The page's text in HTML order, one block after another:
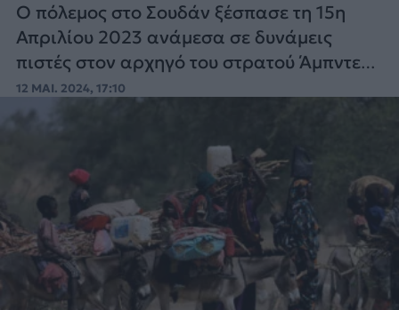
Ο πόλεμος στο Σουδάν ξέσπασε τη 15η
Απριλίου 2023 ανάμεσα σε δυνάμεις
πιστές στον αρχηγό του στρατού Άμπντελ
Φάταχ αλ Μπουρχάν κι αυτές του
Μοχάμεντ Χαμντάν Νταγκλό, άλλοτε
υπαρχηγού του.
12 ΜΑΙ. 2024, 17:10